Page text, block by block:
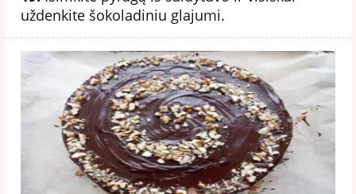
uždenkite šokoladiniu glajumi.